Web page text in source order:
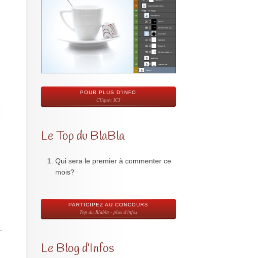
POUR PLUS D'INFO
Cliquez ICI
Le Top du BlaBla
Qui sera le premier à commenter ce
mois?
PARTICIPEZ AU CONCOURS
Top du Blabla - plus d'infos
Le Blog d’Infos